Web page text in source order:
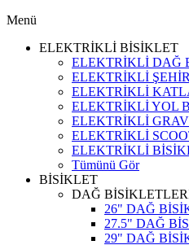
Menü
ELEKTRİKLİ BİSİKLET
ELEKTRİKLİ DAĞ
ELEKTRİKLİ
ELEKTRİKLİ
ELEKTRİKLİ YOL
ELEKTRİKLİ
ELEKTRİKLİ
ELEKTRİKLİ
Tümünü Gör
BİSİKLET
DAĞ
26" DAĞ
27.5" DAĞ
29" DAĞ